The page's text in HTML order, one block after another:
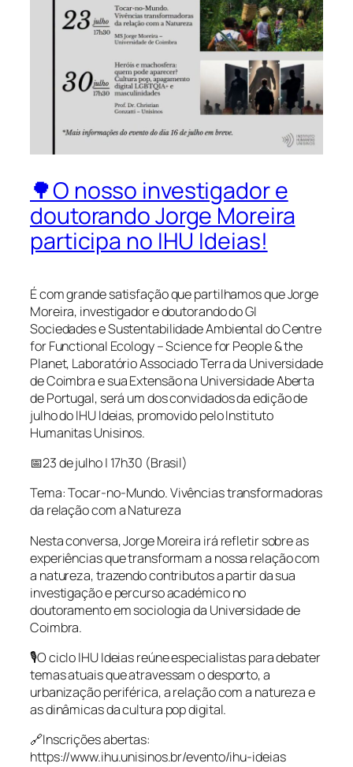
🌳O nosso investigador e
doutorando Jorge Moreira
participa no IHU Ideias!
É com grande satisfação que partilhamos que Jorge
Moreira, investigador e doutorando do GI
Sociedades e Sustentabilidade Ambiental do Centre
for Functional Ecology – Science for People & the
Planet, Laboratório Associado Terra da Universidade
de Coimbra e sua Extensão na Universidade Aberta
de Portugal, será um dos convidados da edição de
julho do IHU Ideias, promovido pelo Instituto
Humanitas Unisinos.
📅23 de julho | 17h30 (Brasil)
Tema: Tocar-no-Mundo. Vivências transformadoras
da relação com a Natureza
Nesta conversa, Jorge Moreira irá refletir sobre as
experiências que transformam a nossa relação com
a natureza, trazendo contributos a partir da sua
investigação e percurso académico no
doutoramento em sociologia da Universidade de
Coimbra.
🎙️O ciclo IHU Ideias reúne especialistas para debater
temas atuais que atravessam o desporto, a
urbanização periférica, a relação com a natureza e
as dinâmicas da cultura pop digital.
🔗Inscrições abertas:
https://www.ihu.unisinos.br/evento/ihu-ideias